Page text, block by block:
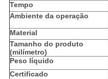
Tempo
Ambiente da operação
Material
Tamanho do produto
(milímetro)
Peso líquido
Certificado